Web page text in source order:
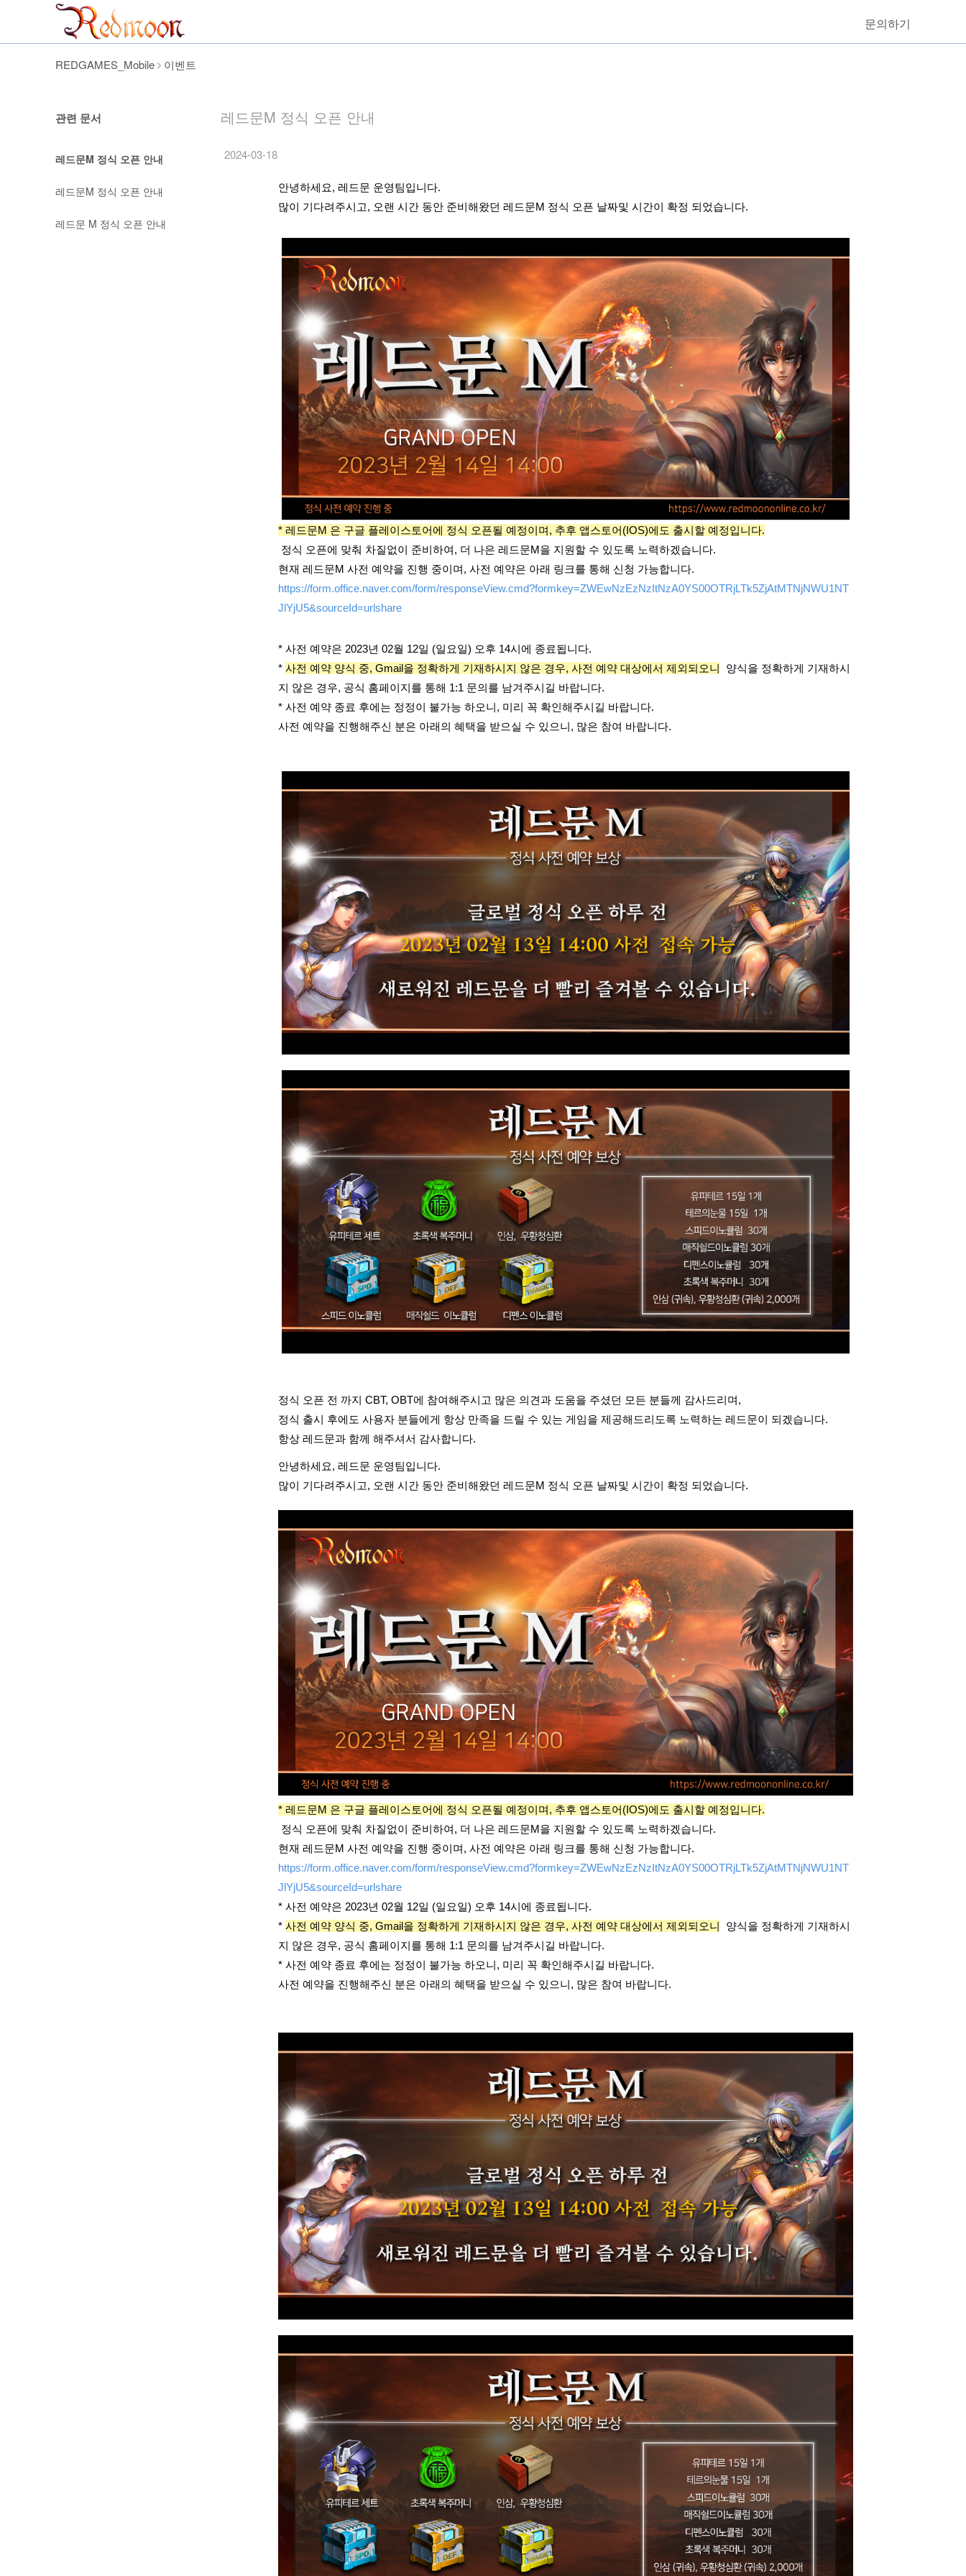
문의하기
REDGAMES_Mobile 이벤트
레드문M 정식 오픈 안내
2024-03-18
안녕하세요, 레드문 운영팀입니다.
많이 기다려주시고, 오랜 시간 동안 준비해왔던 레드문M 정식 오픈 날짜및 시간이 확정 되었습니다.
* 레드문M 은 구글 플레이스토어에 정식 오픈될 예정이며, 추후 앱스토어(IOS)에도 출시할 예정입니다.
정식 오픈에 맞춰 차질없이 준비하여, 더 나은 레드문M을 지원할 수 있도록 노력하겠습니다.
현재 레드문M 사전 예약을 진행 중이며, 사전 예약은 아래 링크를 통해 신청 가능합니다.
https://form.office.naver.com/form/responseView.cmd?formkey=ZWEwNzEzNzItNzA0YS00OTRjLTk5ZjAtMTNjNWU1NT
JlYjU5&sourceId=urlshare
* 사전 예약은 2023년 02월 12일 (일요일) 오후 14시에 종료됩니다.
* 사전 예약 양식 중, Gmail을 정확하게 기재하시지 않은 경우, 사전 예약 대상에서 제외되오니
양식을 정확하게 기재하시
지 않은 경우, 공식 홈페이지를 통해 1:1 문의를 남겨주시길 바랍니다.
* 사전 예약 종료 후에는 정정이 불가능 하오니, 미리 꼭 확인해주시길 바랍니다.
사전 예약을 진행해주신 분은 아래의 혜택을 받으실 수 있으니, 많은 참여 바랍니다.
정식 오픈 전 까지 CBT, OBT에 참여해주시고 많은 의견과 도움을 주셨던 모든 분들께 감사드리며,
정식 출시 후에도 사용자 분들에게 항상 만족을 드릴 수 있는 게임을 제공해드리도록 노력하는 레드문이 되겠습니다.
항상 레드문과 함께 해주셔서 감사합니다.
안녕하세요, 레드문 운영팀입니다.
많이 기다려주시고, 오랜 시간 동안 준비해왔던 레드문M 정식 오픈 날짜및 시간이 확정 되었습니다.
* 레드문M 은 구글 플레이스토어에 정식 오픈될 예정이며, 추후 앱스토어(IOS)에도 출시할 예정입니다.
정식 오픈에 맞춰 차질없이 준비하여, 더 나은 레드문M을 지원할 수 있도록 노력하겠습니다.
현재 레드문M 사전 예약을 진행 중이며, 사전 예약은 아래 링크를 통해 신청 가능합니다.
https://form.office.naver.com/form/responseView.cmd?formkey=ZWEwNzEzNzItNzA0YS00OTRjLTk5ZjAtMTNjNWU1NT
JlYjU5&sourceId=urlshare
* 사전 예약은 2023년 02월 12일 (일요일) 오후 14시에 종료됩니다.
* 사전 예약 양식 중, Gmail을 정확하게 기재하시지 않은 경우, 사전 예약 대상에서 제외되오니
양식을 정확하게 기재하시
지 않은 경우, 공식 홈페이지를 통해 1:1 문의를 남겨주시길 바랍니다.
* 사전 예약 종료 후에는 정정이 불가능 하오니, 미리 꼭 확인해주시길 바랍니다.
사전 예약을 진행해주신 분은 아래의 혜택을 받으실 수 있으니, 많은 참여 바랍니다.
관련 문서
레드문M 정식 오픈 안내
레드문M 정식 오픈 안내
레드문 M 정식 오픈 안내